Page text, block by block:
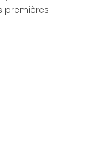
premières